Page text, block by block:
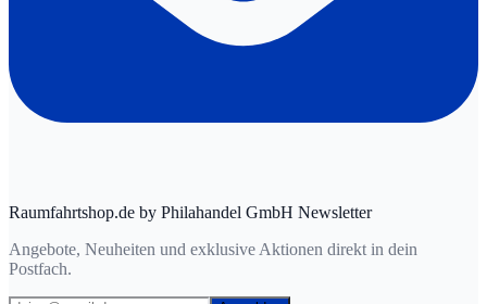
Raumfahrtshop.de by Philahandel GmbH Newsletter
Angebote, Neuheiten und exklusive Aktionen direkt in dein
Postfach.